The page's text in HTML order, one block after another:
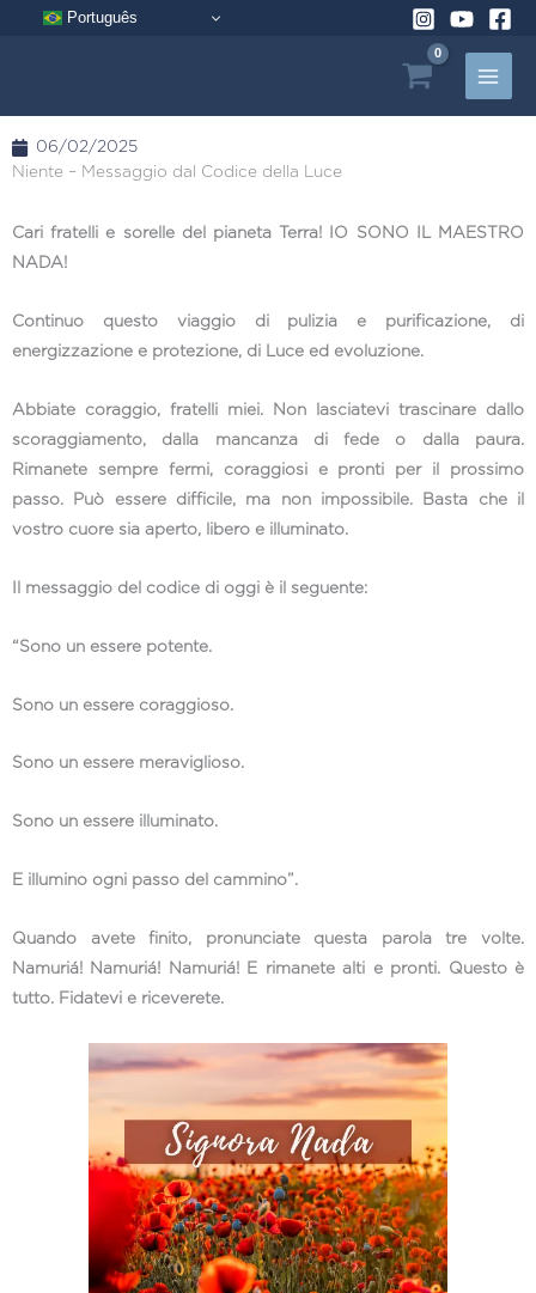
Português
06/02/2025
Niente – Messaggio dal Codice della Luce
Cari fratelli e sorelle del pianeta Terra! IO SONO IL MAESTRO
NADA!
Continuo questo viaggio di pulizia e purificazione, di
energizzazione e protezione, di Luce ed evoluzione.
Abbiate coraggio, fratelli miei. Non lasciatevi trascinare dallo
scoraggiamento, dalla mancanza di fede o dalla paura.
Rimanete sempre fermi, coraggiosi e pronti per il prossimo
passo. Può essere difficile, ma non impossibile. Basta che il
vostro cuore sia aperto, libero e illuminato.
Il messaggio del codice di oggi è il seguente:
“Sono un essere potente.
Sono un essere coraggioso.
Sono un essere meraviglioso.
Sono un essere illuminato.
E illumino ogni passo del cammino”.
Quando avete finito, pronunciate questa parola tre volte.
Namuriá! Namuriá! Namuriá! E rimanete alti e pronti. Questo è
tutto. Fidatevi e riceverete.